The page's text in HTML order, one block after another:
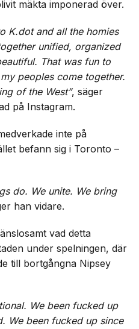
mäkta imponerad över.
K.dot and all the homies
unified, organized
That was fun to
peoples come together.
of the West”, säger
på Instagram.
inte på
befann sig i Toronto –
do. We unite. We bring
han vidare.
vad detta
under spelningen, där
till bortgångna Nipsey
We been fucked up
We been fucked up since